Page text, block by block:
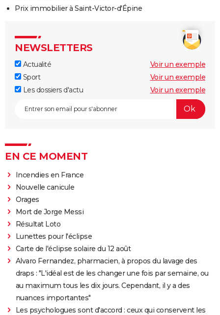
Prix immobilier à Saint-Victor-d'Épine
NEWSLETTERS
Actualité
Voir un exemple
Sport
Voir un exemple
Les dossiers d'actu
Voir un exemple
EN CE MOMENT
Incendies en France
Nouvelle canicule
Orages
Mort de Jorge Messi
Résultat Loto
Lunettes pour l'éclipse
Carte de l'éclipse solaire du 12 août
Alvaro Fernandez, pharmacien, à propos du lavage des
draps : "L'idéal est de les changer une fois par semaine, ou
au maximum tous les dix jours. Cependant, il y a des
nuances importantes"
Les psychologues sont d'accord : ceux qui conservent les